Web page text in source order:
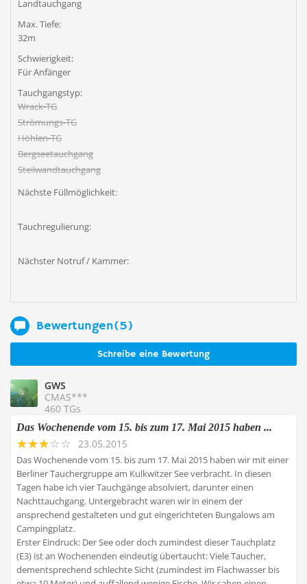
Landtauchgang
Max. Tiefe:
32m
Schwierigkeit:
Für Anfänger
Tauchgangstyp:
Wrack-TG
Strömungs-TG
Höhlen-TG
Bergseetauchgang
Steilwandtauchgang
Nächste Füllmöglichkeit:
Tauchregulierung:
Nächster Notruf / Kammer:
Bewertungen(5)
Schreibe eine Bewertung
GWS
CMAS***
460 TGs
Das Wochenende vom 15. bis zum 17. Mai 2015 haben ...
23.05.2015
Das Wochenende vom 15. bis zum 17. Mai 2015 haben wir mit einer
Berliner Tauchergruppe am Kulkwitzer See verbracht. In diesen
Tagen habe ich vier Tauchgänge absolviert, darunter einen
Nachttauchgang. Untergebracht waren wir in einem der
ansprechend gestalteten und gut eingerichteten Bungalows am
Campingplatz.
Erster Eindruck: Der See oder doch zumindest dieser Tauchplatz
(E3) ist an Wochenenden eindeutig übertaucht: Viele Taucher,
dementsprechend schlechte Sicht (zumindest im Flachwasser bis